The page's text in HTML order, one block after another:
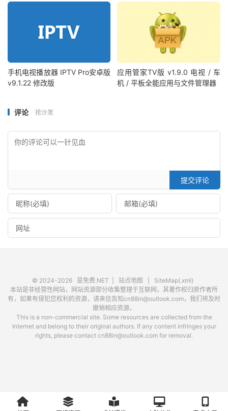
手机电视播放器 IPTV Pro安卓版
v9.1.22 修改版
应用管家TV版 v1.9.0 电视 / 车
机 / 平板全能应用与文件管理器
评论 抢沙发
提交评论
© 2024-2026 是免费.NET 站点地图
SiteMap(.xml)
本站是非经营性网站，网站资源部分收集整理于互联网，其著作权归原作者所
有，如果有侵犯您权利的资源，请来信告知cn88in@outlook.com，我们将及时
撤销相应资源。
This is a non-commercial site. Some resources are collected from the
Internet and belong to their original authors. If any content infringes your
rights, please contact cn88in@outlook.com for removal.